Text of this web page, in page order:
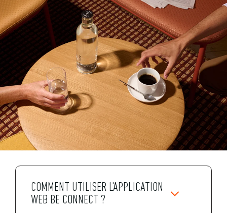
COMMENT UTILISER L'APPLICATION
WEB BE CONNECT ?